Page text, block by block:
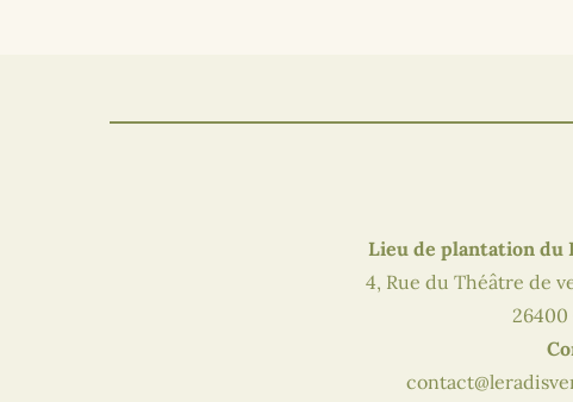
Lieu de plantation du
4, Rue du Théâtre de
26400